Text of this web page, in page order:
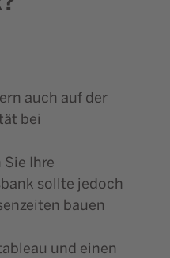
auch auf der
bei
Ihre
sollte jedoch
bauen
und einen